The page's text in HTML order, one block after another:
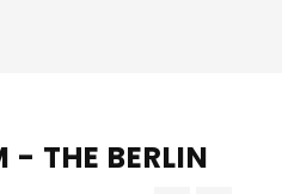
- THE BERLIN